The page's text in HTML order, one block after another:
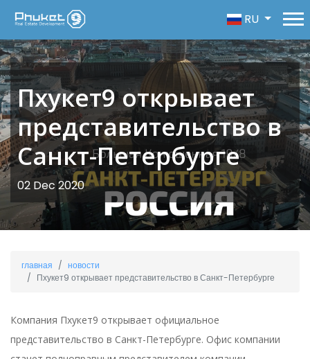
RU
Пхукет9 открывает
представительство в
Санкт-Петербурге
02 Dec 2020
главная
новости
Пхукет9 открывает представительство в Санкт-Петербурге
Компания Пхукет9 открывает официальное
представительство в Санкт-Петербурге. Офис компании